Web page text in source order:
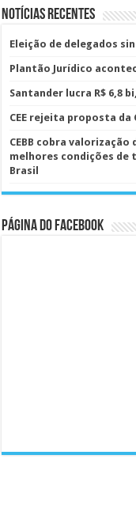
Notícias Recentes
Eleição de delegados
Plantão Jurídico
Santander lucra R$ 6,8
CEE rejeita proposta
CEBB cobra
melhores condições de
Brasil
Página do Facebook